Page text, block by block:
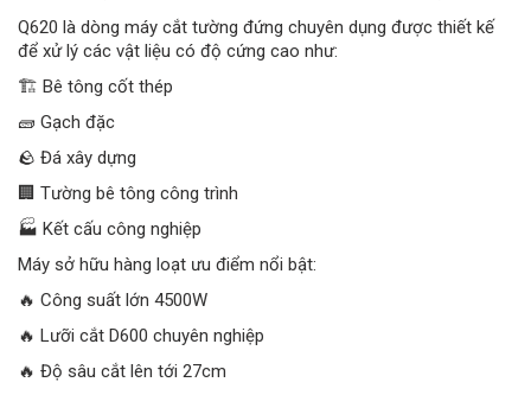
Q620 là dòng máy cắt tường đứng chuyên dụng được thiết kế
để xử lý các vật liệu có độ cứng cao như:
🏗️ Bê tông cốt thép
🧱 Gạch đặc
🪨 Đá xây dựng
🏢 Tường bê tông công trình
🏭 Kết cấu công nghiệp
Máy sở hữu hàng loạt ưu điểm nổi bật:
🔥 Công suất lớn 4500W
🔥 Lưỡi cắt D600 chuyên nghiệp
🔥 Độ sâu cắt lên tới 27cm